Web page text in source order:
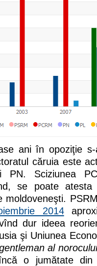
ani în opoziţie
căruia este
PN. Sciziunea
se poate atesta
moldoveneşti.
2014
dur ideea
şi Uniunea
al
o jumătate